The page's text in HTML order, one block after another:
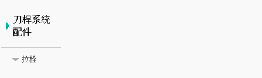
刀桿系統
配件
拉栓